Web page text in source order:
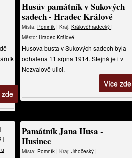
zde
Husův památník v Sukových
sadech - Hradec Králové
Místa: Pomník | Kraj: Královéhradecký |
Město: Hradec Králové
Husova busta v Sukových sadech byla
odhalena 11.srpna 1914. Stejná je i v
Nezvalově ulici.
Více zde
|
u
Památník Jana Husa -
Husinec
Místa: Pomník | Kraj: Jihočeský |